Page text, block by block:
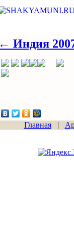
← Индия
Главная|